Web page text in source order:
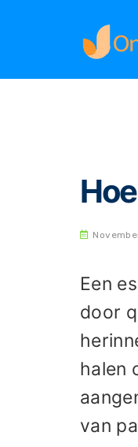
Home
Een
door
halen
van